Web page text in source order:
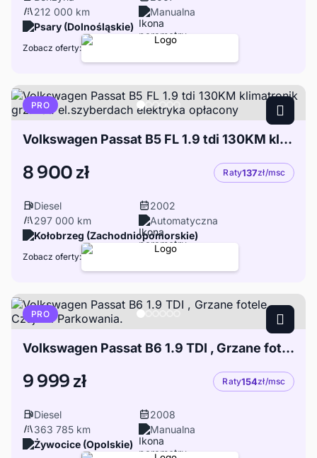
212 000 km
Manualna
Psary (Dolnośląskie)
Zobacz oferty:
PRO
Volkswagen Passat B5 FL 1.9 tdi 130KM klimatronik grz. fot. el.szyberdach elektryka opłacony
8 900 zł Raty137zł/msc
Diesel
2002
297 000 km
Automatyczna
Kołobrzeg (Zachodniopomorskie)
Zobacz oferty:
PRO
Volkswagen Passat B6 1.9 TDI , Grzane fotele, Czujniki Parkowania.
9 999 zł Raty154zł/msc
Diesel
2008
363 785 km
Manualna
Żywocice (Opolskie)